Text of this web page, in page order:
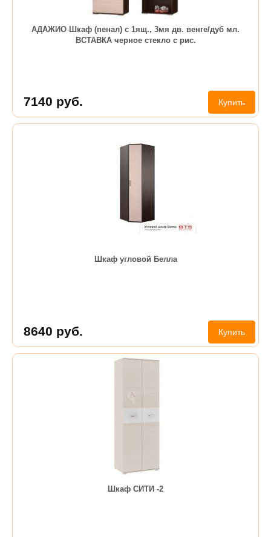
АДАЖИО Шкаф (пенал) с 1ящ., 3мя дв. венге/дуб мл.
ВСТАВКА черное стекло с рис.
7140 руб. Купить
Шкаф угловой Белла
8640 руб. Купить
Шкаф СИТИ -2